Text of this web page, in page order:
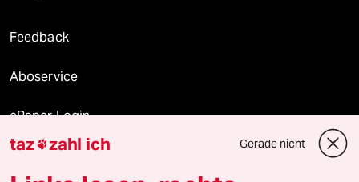
Feedback
Aboservice
ePaper Login
Downloads für Abonnierende
taz zahl ich Gerade nicht